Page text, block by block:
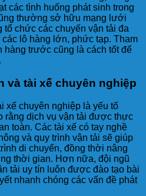
các tình huống phát sinh trong
thường sở hữu mạng lưới
tổ chức các chuyến vận tải đa
lô hàng lớn, phức tạp. Tham
hàng trước cũng là cách tốt để
và tài xế chuyên nghiệp
xế chuyên nghiệp là yếu tố
rằng dịch vụ vận tải được thực
toàn. Các tài xế có tay nghề
và quy trình vận tải sẽ giúp
di chuyển, đồng thời nâng
thời gian. Hơn nữa, đội ngũ
tải uy tín luôn được đào tạo bài
nhanh chóng các vấn đề phát